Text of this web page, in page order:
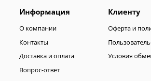
Информация
О компании
Контакты
Доставка и оплата
Вопрос-ответ
Клиенту
Оферта и
Условия